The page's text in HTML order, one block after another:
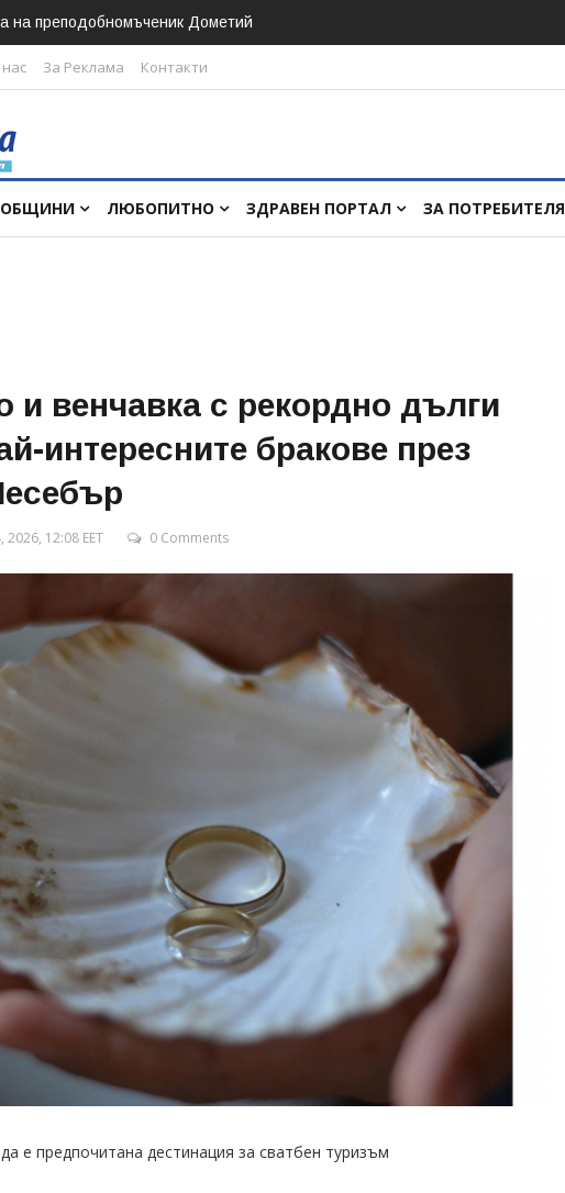
на преподобномъченик Дометий
За Реклама Контакти
ОБЩИНИ ЛЮБОПИТНО ЗДРАВЕН ПОРТАЛ ЗА ПОТРЕБИТЕЛЯ
и венчавка с рекордно дълги
интересните бракове през
12:08 EET 0 Comments
предпочитана дестинация за сватбен туризъм